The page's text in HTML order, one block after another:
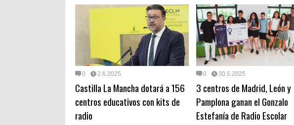
0 2.6.2025
Castilla La Mancha dotará a 156
centros educativos con kits de
radio
0 30.5.2025
3 centros de Madrid, León y
Pamplona ganan el Gonzalo
Estefanía de Radio Escolar